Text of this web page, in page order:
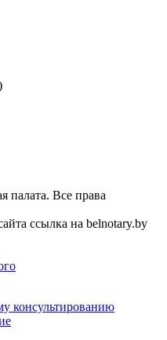
палата. Все права
ссылка на belnotary.by
консультированию